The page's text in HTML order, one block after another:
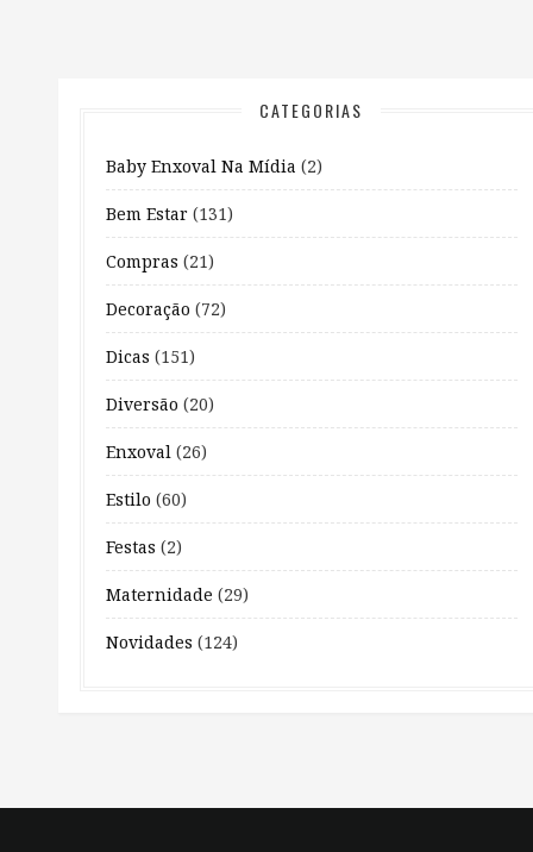
CATEGORIAS
Baby Enxoval Na Mídia (2)
Bem Estar (131)
Compras (21)
Decoração (72)
Dicas (151)
Diversão (20)
Enxoval (26)
Estilo (60)
Festas (2)
Maternidade (29)
Novidades (124)